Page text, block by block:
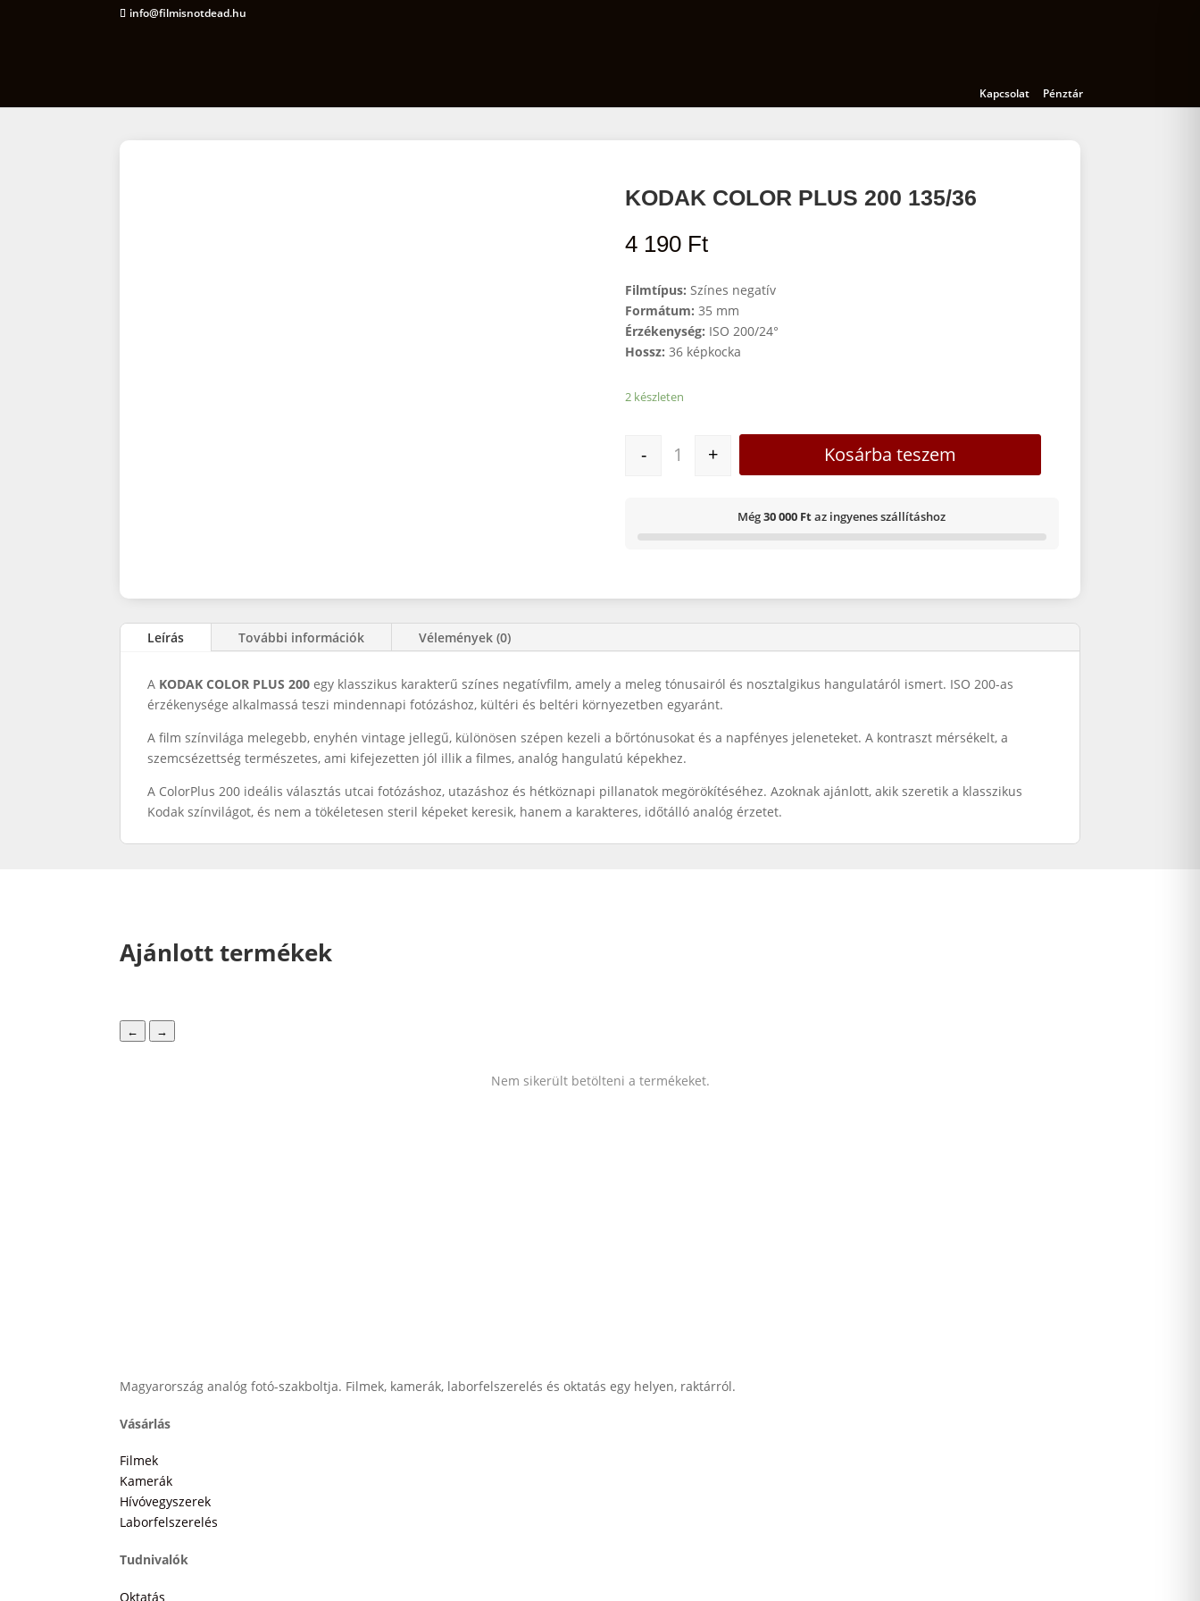
info@filmisnotdead.hu
Kapcsolat Pénztár
KODAK COLOR PLUS 200 135/36
4 190 Ft
Filmtípus: Színes negatív
Formátum: 35 mm
Érzékenység: ISO 200/24°
Hossz: 36 képkocka
2 készleten
KODAK COLOR PLUS 200 135/36 mennyiség
- + Kosárba teszem
Még30 000 Ftaz ingyenes szállításhoz
Leírás További információk Vélemények (0)
A KODAK COLOR PLUS 200 egy klasszikus karakterű színes negatívfilm, amely a meleg tónusairól és nosztalgikus hangulatáról ismert. ISO 200-as
érzékenysége alkalmassá teszi mindennapi fotózáshoz, kültéri és beltéri környezetben egyaránt.
A film színvilága melegebb, enyhén vintage jellegű, különösen szépen kezeli a bőrtónusokat és a napfényes jeleneteket. A kontraszt mérsékelt, a
szemcsézettség természetes, ami kifejezetten jól illik a filmes, analóg hangulatú képekhez.
A ColorPlus 200 ideális választás utcai fotózáshoz, utazáshoz és hétköznapi pillanatok megörökítéséhez. Azoknak ajánlott, akik szeretik a klasszikus
Kodak színvilágot, és nem a tökéletesen steril képeket keresik, hanem a karakteres, időtálló analóg érzetet.
Ajánlott termékek
← →
Nem sikerült betölteni a termékeket.
Magyarország analóg fotó-szakboltja. Filmek, kamerák, laborfelszerelés és oktatás egy helyen, raktárról.
Vásárlás
Filmek
Kamerák
Hívóvegyszerek
Laborfelszerelés
Tudnivalók
Oktatás